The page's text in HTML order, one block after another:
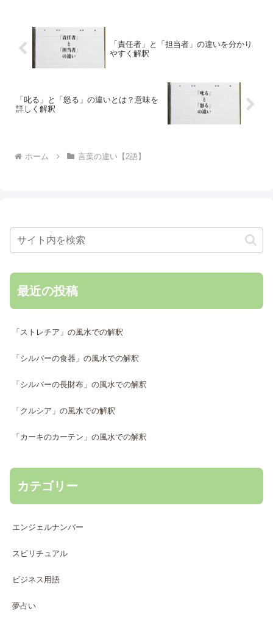
「責任者」と「担当者」の違いを分かり
やすく解釈
「叱る」と「怒る」の違いとは？意味を
詳しく解釈
ホーム 言葉の違い【2語】
最近の投稿
「ストレチア」の風水での解釈
「シルバーの食器」の風水での解釈
「シルバーの長財布」の風水での解釈
「クルシア」の風水での解釈
「カーキのカーテン」の風水での解釈
カテゴリー
エンジェルナンバー
スピリチュアル
ビジネス用語
夢占い